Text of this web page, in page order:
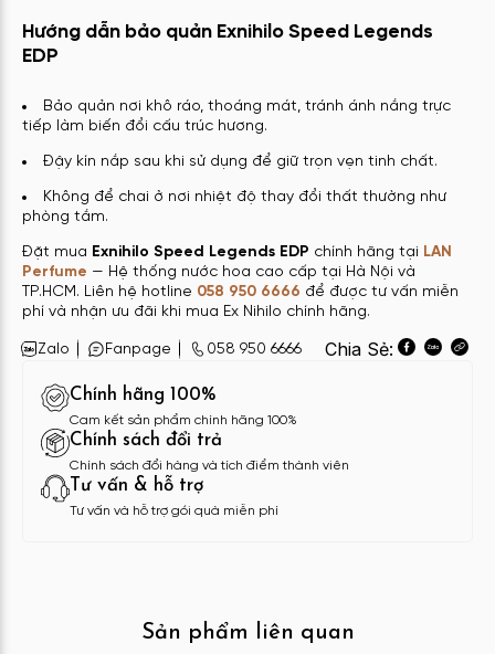
Hướng dẫn bảo quản Exnihilo Speed Legends
EDP
Bảo quản nơi khô ráo, thoáng mát, tránh ánh nắng trực
tiếp làm biến đổi cấu trúc hương.
Đậy kín nắp sau khi sử dụng để giữ trọn vẹn tinh chất.
Không để chai ở nơi nhiệt độ thay đổi thất thường như
phòng tắm.
Đặt mua Exnihilo Speed Legends EDP chính hãng tại LAN
Perfume — Hệ thống nước hoa cao cấp tại Hà Nội và
TP.HCM. Liên hệ hotline 058 950 6666 để được tư vấn miễn
phí và nhận ưu đãi khi mua Ex Nihilo chính hãng.
Zalo Fanpage 058 950 6666 Chia Sẻ:
Chính hãng 100%
Cam kết sản phẩm chính hãng 100%
Chính sách đổi trả
Chính sách đổi hàng và tích điểm thành viên
Tư vấn & hỗ trợ
Tư vấn và hỗ trợ gói quà miễn phí
Sản phẩm liên quan